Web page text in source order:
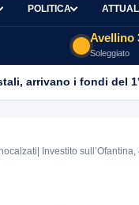
POLITICA
Avellino
Soleggiato
arrivano i fondi del
Investito